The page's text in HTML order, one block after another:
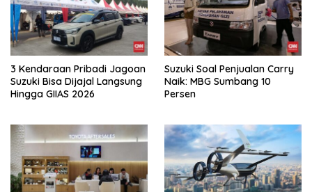
3 Kendaraan Pribadi Jagoan
Suzuki Bisa Dijajal Langsung
Hingga GIIAS 2026
Suzuki Soal Penjualan Carry
Naik: MBG Sumbang 10
Persen